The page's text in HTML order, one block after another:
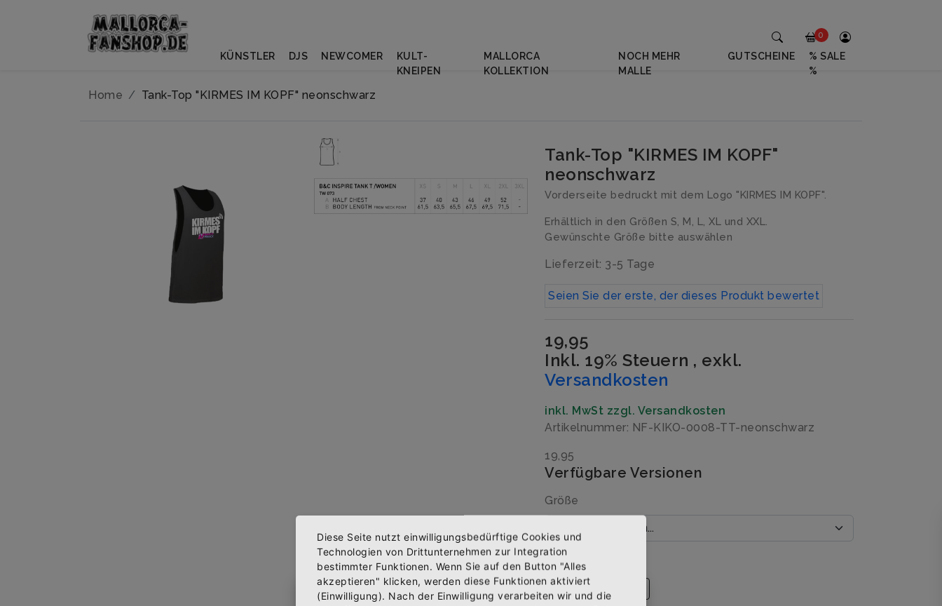
Home Tank-Top "KIRMES IM KOPF" neonschwarz
Tank-Top "KIRMES IM KOPF"
neonschwarz
Vorderseite bedruckt mit dem Logo "KIRMES IM KOPF".
Erhältlich in den Größen S, M, L, XL und XXL.
Gewünschte Größe bitte auswählen
Lieferzeit: 3-5 Tage
Seien Sie der erste, der dieses Produkt bewertet
19,95
Inkl. 19% Steuern , exkl.
Versandkosten
inkl. MwSt zzgl. Versandkosten
Artikelnummer: NF-KIKO-0008-TT-neonschwarz
19,95
Verfügbare Versionen
Größe
Menge
Abonniere jetzt unseren Newsletter
0
KÜNSTLER DJS NEWCOMER
KULT-
KNEIPEN
MALLORCA
KOLLEKTION
NOCH MEHR
MALLE
GUTSCHEINE
% SALE
%
Diese Seite nutzt einwilligungsbedürftige Cookies und
Technologien von Drittunternehmen zur Integration
bestimmter Funktionen. Wenn Sie auf den Button "Alles
akzeptieren" klicken, werden diese Funktionen aktiviert
(Einwilligung). Nach der Einwilligung verarbeiten wir und die